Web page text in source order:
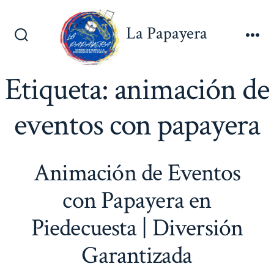
Alternar
La Papayera
Etiqueta: animación de
eventos con papayera
Animación de Eventos
con Papayera en
Piedecuesta | Diversión
Garantizada